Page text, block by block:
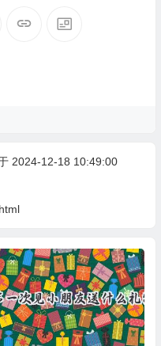
2024-12-18 10:49:00